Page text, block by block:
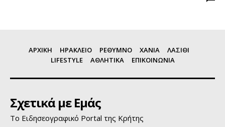
ΑΡΧΙΚΗ ΗΡΑΚΛΕΙΟ ΡΕΘΥΜΝΟ ΧΑΝΙΑ
ΛΑΣΙΘΙ
LIFESTYLE
ΑΘΛΗΤΙΚΑ ΕΠΙΚΟΙΝΩΝΙΑ
Σχετικά με Εμάς
Το Ειδησεογραφικό Portal της Κρήτης